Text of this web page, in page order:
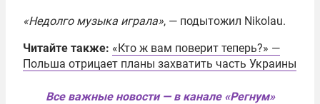
«Недолго музыка играла», — подытожил Nikolau.
Читайте также: «Кто ж вам поверит теперь?» —
Польша отрицает планы захватить часть Украины
Все важные новости — в канале «Регнум»